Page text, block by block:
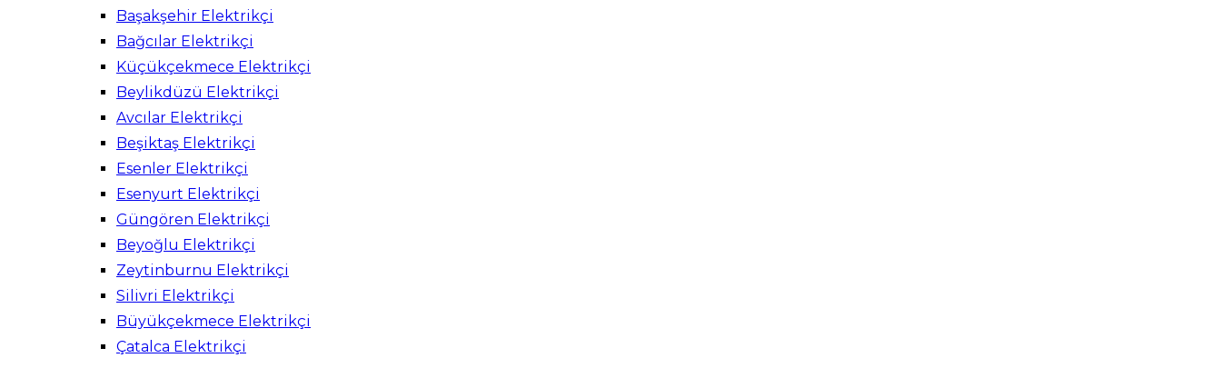
Başakşehir Elektrikçi
Bağcılar Elektrikçi
Küçükçekmece Elektrikçi
Beylikdüzü Elektrikçi
Avcılar Elektrikçi
Beşiktaş Elektrikçi
Esenler Elektrikçi
Esenyurt Elektrikçi
Güngören Elektrikçi
Beyoğlu Elektrikçi
Zeytinburnu Elektrikçi
Silivri Elektrikçi
Büyükçekmece Elektrikçi
Çatalca Elektrikçi